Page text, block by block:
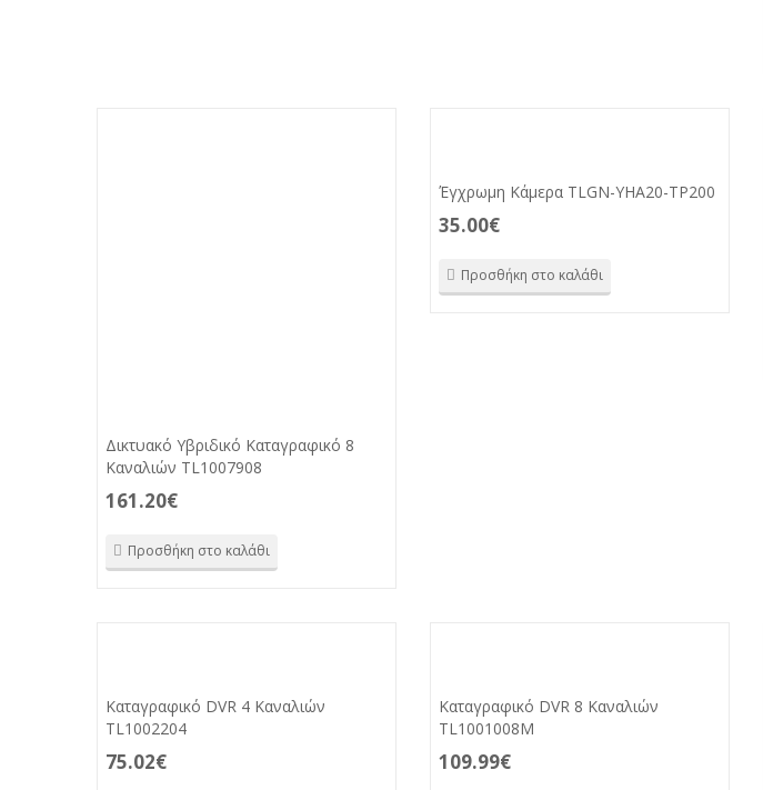
Δικτυακό Υβριδικό Καταγραφικό 8
Καναλιών TL1007908
161.20€
Προσθήκη στο καλάθι
Έγχρωμη Κάμερα TLGN-YHA20-TP200
35.00€
Προσθήκη στο καλάθι
Καταγραφικό DVR 4 Καναλιών
TL1002204
75.02€
Καταγραφικό DVR 8 Καναλιών
ΤL1001008M
109.99€